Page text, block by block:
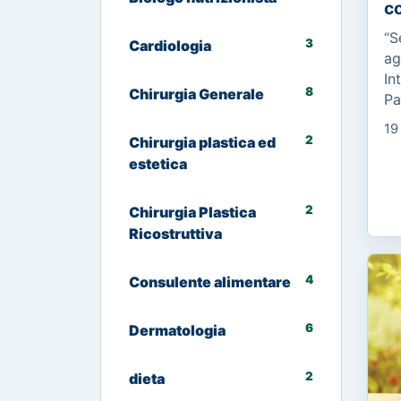
Cardiologia 3
Chirurgia Generale 8
Chirurgia plastica ed
estetica
2
Chirurgia Plastica
Ricostruttiva
2
Consulente alimentare 4
Dermatologia 6
dieta 2